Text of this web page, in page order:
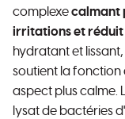
complexecalmant
irritations et réduit
hydratant et
soutient la fonction
aspect plus calme.
lysat de bactéries